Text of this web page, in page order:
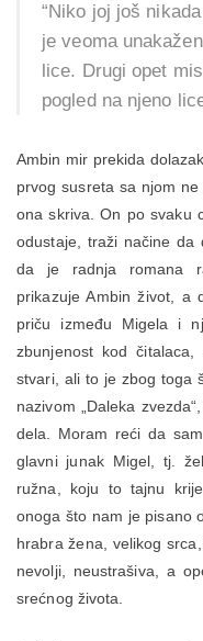
“Niko joj još
je veoma
lice. Drugi opet
pogled na njeno
Ambin mir prekida
prvog susreta sa njom
ona skriva. On po svaku
odustaje, traži načine
da je radnja romana
prikazuje Ambin život, a
priču između Migela i
zbunjenost kod
stvari, ali to je zbog toga
nazivom „Daleka
dela. Moram reći da
glavni junak Migel, tj.
ružna, koju to tajnu
onoga što nam je pisano
hrabra žena, velikog
nevolji, neustrašiva, a
srećnog života.